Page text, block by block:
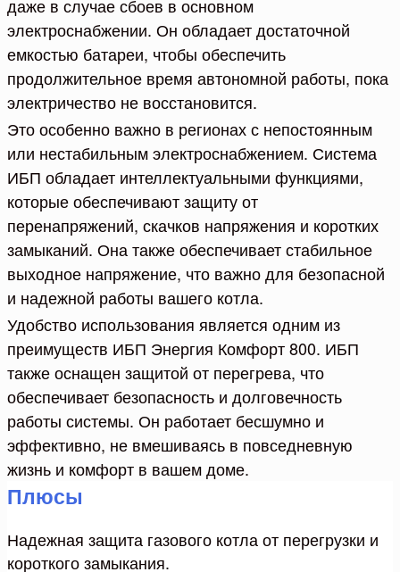
даже в случае сбоев в основном
электроснабжении. Он обладает достаточной
емкостью батареи, чтобы обеспечить
продолжительное время автономной работы, пока
электричество не восстановится.
Это особенно важно в регионах с непостоянным
или нестабильным электроснабжением. Система
ИБП обладает интеллектуальными функциями,
которые обеспечивают защиту от
перенапряжений, скачков напряжения и коротких
замыканий. Она также обеспечивает стабильное
выходное напряжение, что важно для безопасной
и надежной работы вашего котла.
Удобство использования является одним из
преимуществ ИБП Энергия Комфорт 800. ИБП
также оснащен защитой от перегрева, что
обеспечивает безопасность и долговечность
работы системы. Он работает бесшумно и
эффективно, не вмешиваясь в повседневную
жизнь и комфорт в вашем доме.
Плюсы
Надежная защита газового котла от перегрузки и
короткого замыкания.